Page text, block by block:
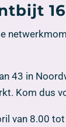
43 in
Kom dus
van 8.00